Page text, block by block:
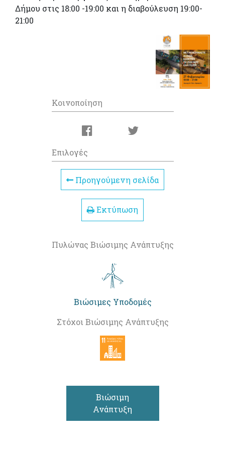
Δήμου στις 18:00 -19:00 και η διαβούλευση 19:00-
21:00
Κοινοποίηση
Επιλογές
Προηγούμενη σελίδα
Εκτύπωση
Πυλώνας Βιώσιμης Ανάπτυξης
Βιώσιμες Υποδομές
Στόχοι Βιώσιμης Ανάπτυξης
Βιώσιμη
Ανάπτυξη